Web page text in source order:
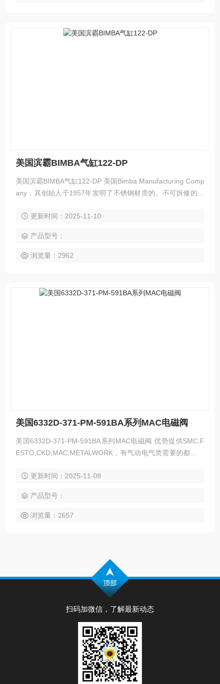
美国滨霸BIMBA气缸122-DP
美国滨霸BIMBA气缸122-DP 美国Bimba Manufacturing Comp
any，其创始人于1957年发明了不锈钢材质的、不可拆修的气
工业标准。 而多年来，BIMBA 公司的产品线也已扩展到多个
更新时间：2025-11-10
产品型号：
浏览量：2962
美国6332D-371-PM-591BA系列MAC电磁阀
美国6332D-371-PM-591BA系列MAC电磁阀 优势提供SMC,F
ESTO,CKD,MAC,METALWORK，有气动电气类需要的都可以
更新时间：2025-11-08
产品型号：
浏览量：2657
扫码加微信，了解最新动态